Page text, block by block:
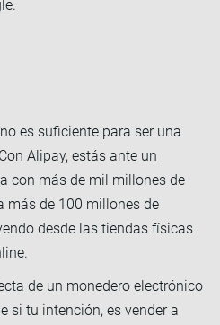
es suficiente para ser una
Alipay, estás ante un
con más de mil millones de
más de 100 millones de
desde las tiendas físicas
de un monedero electrónico
si tu intención, es vender a